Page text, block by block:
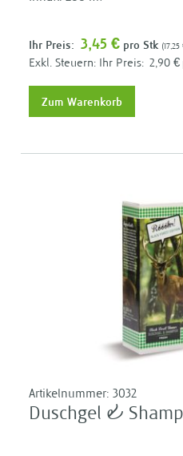
Ihr Preis: 3,45 € pro Stk 17,25
Ihr Preis: 2,90 €
Zum Warenkorb
Artikelnummer: 3032
Duschgel &